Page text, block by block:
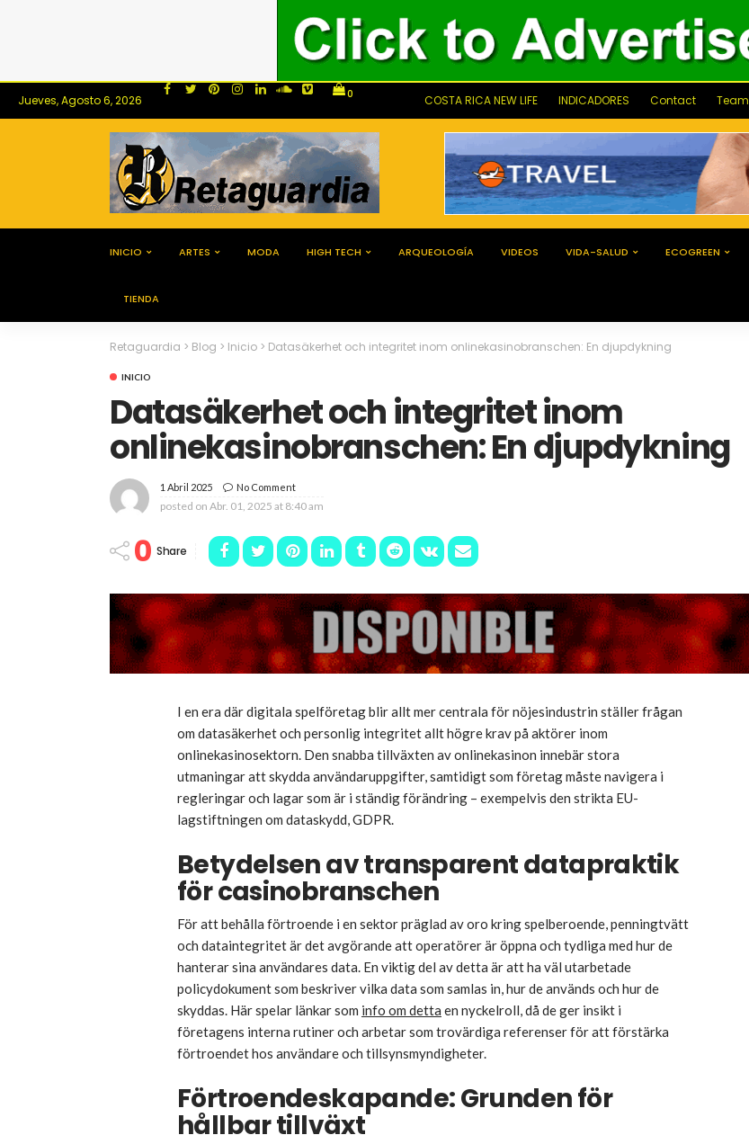
Jueves, Agosto 6, 2026 0 COSTA RICA NEW LIFE INDICADORES Contact Team
INICIO ARTES MODA HIGH TECH ARQUEOLOGÍA VIDEOS VIDA-SALUD ECOGREEN
TIENDA
Retaguardia > Blog > Inicio > Datasäkerhet och integritet inom onlinekasinobranschen: En djupdykning
INICIO
Datasäkerhet och integritet inom
onlinekasinobranschen: En djupdykning
1 Abril 2025 No Comment
posted on Abr. 01, 2025 at 8:40 am
0 Share
I en era där digitala spelföretag blir allt mer centrala för nöjesindustrin ställer frågan
om datasäkerhetoch personlig integritet allt högre krav på aktörer inom
onlinekasinosektorn. Den snabba tillväxten av onlinekasinon innebär stora
utmaningar att skydda användaruppgifter, samtidigt som företag måste navigera i
regleringar och lagar som är i ständig förändring – exempelvis den strikta EU-
lagstiftningen om dataskydd, GDPR.
Betydelsen av transparent datapraktik
för casinobranschen
För att behålla förtroende i en sektor präglad av oro kring spelberoende, penningtvätt
och dataintegritet är det avgörande att operatörer är öppna och tydliga med hur de
hanterar sina användares data. En viktig del av detta är att ha väl utarbetade
policydokument som beskriver vilka data som samlas in, hur de används och hur de
skyddas. Här spelar länkar som info om detta en nyckelroll, då de ger insikt i
företagens interna rutiner och arbetar som trovärdiga referenser för att förstärka
förtroendet hos användare och tillsynsmyndigheter.
Förtroendeskapande: Grunden för
hållbar tillväxt